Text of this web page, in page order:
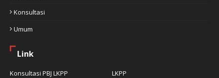
Konsultasi
Umum
Link
Konsultasi PBJ LKPP
LKPP